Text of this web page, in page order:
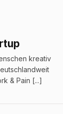
kreativ
& Pain [...]